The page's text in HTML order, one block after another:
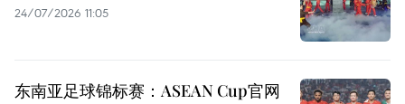
24/07/2026 11:05
东南亚足球锦标赛：ASEAN Cup官网